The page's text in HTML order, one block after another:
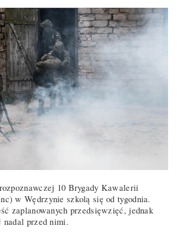
10 Brygady Kawalerii
w Wędrzynie szkolą się od tygodnia.
zaplanowanych przedsięwzięć, jednak
nadal przed nimi.